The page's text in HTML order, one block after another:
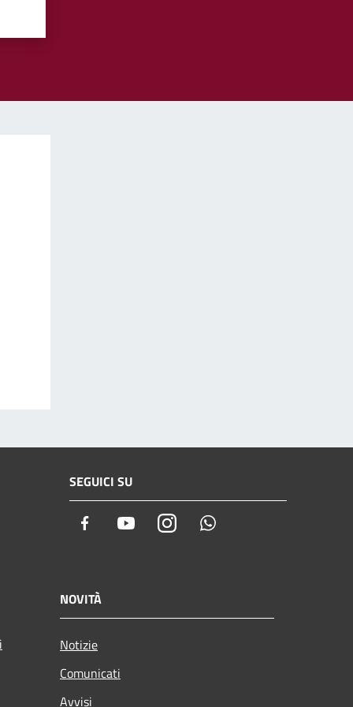
SEGUICI SU
Facebook YoutubeInstagram
NOVITÀ
Notizie
Comunicati
Avvisi